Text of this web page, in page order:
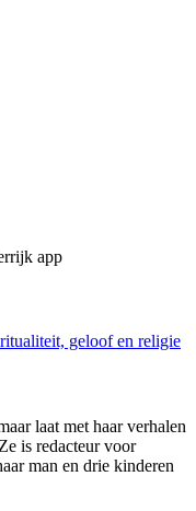
app
geloof en religie
laat met haar verhalen
is redacteur voor
man en drie kinderen